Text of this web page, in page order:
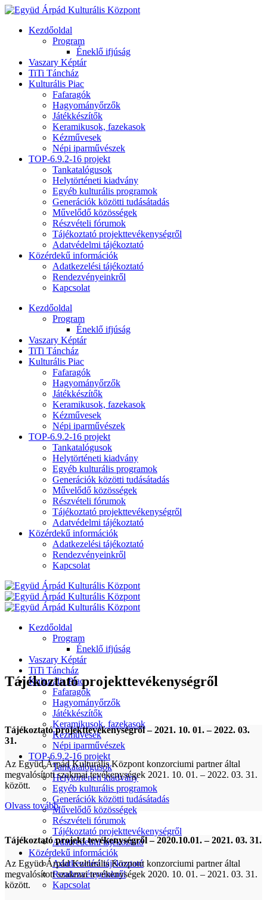
Kezdőoldal
Program
Éneklő ifjúság
Vaszary Képtár
TiTi Táncház
Kulturális Piac
Fafaragók
Hagyományőrzők
Játékkészítők
Keramikusok, fazekasok
Kézművesek
Népi iparművészek
TOP-6.9.2-16 projekt
Tankatalógusok
Helytörténeti kiadvány
Egyéb kulturális programok
Generációk közötti tudásátadás
Művelődő közösségek
Részvételi fórumok
Tájékoztató projekttevékenységről
Adatvédelmi tájékoztató
Közérdekű információk
Adatkezelési tájékoztató
Rendezvényeinkről
Kapcsolat
Kezdőoldal
Program
Éneklő ifjúság
Vaszary Képtár
TiTi Táncház
Kulturális Piac
Fafaragók
Hagyományőrzők
Játékkészítők
Keramikusok, fazekasok
Kézművesek
Népi iparművészek
TOP-6.9.2-16 projekt
Tankatalógusok
Helytörténeti kiadvány
Egyéb kulturális programok
Generációk közötti tudásátadás
Művelődő közösségek
Részvételi fórumok
Tájékoztató projekttevékenységről
Adatvédelmi tájékoztató
Közérdekű információk
Adatkezelési tájékoztató
Rendezvényeinkről
Kapcsolat
Kezdőoldal
Program
Éneklő ifjúság
Vaszary Képtár
TiTi Táncház
Kulturális Piac
Fafaragók
Hagyományőrzők
Játékkészítők
Keramikusok, fazekasok
Kézművesek
Népi iparművészek
TOP-6.9.2-16 projekt
Tankatalógusok
Helytörténeti kiadvány
Egyéb kulturális programok
Generációk közötti tudásátadás
Művelődő közösségek
Részvételi fórumok
Tájékoztató projekttevékenységről
Adatvédelmi tájékoztató
Közérdekű információk
Adatkezelési tájékoztató
Rendezvényeinkről
Kapcsolat
Tájékoztató projekttevékenységről
Tájékoztató projekttevékenységről – 2021. 10. 01. – 2022. 03.
31.
Az Együd Árpád Kulturális Központ konzorciumi partner által
megvalósított szakmai tevékenységek 2021. 10. 01. – 2022. 03. 31.
között.
Olvass tovább
Tájékoztató projekt tevékenységről – 2020.10.01. – 2021. 03. 31.
Az Együd Árpád Kulturális Központ konzorciumi partner által
megvalósított szakmai tevékenységek 2020. 10. 01. – 2021. 03. 31.
között.